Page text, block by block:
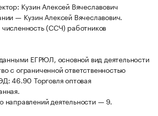
Кузин Алексей Вячеславович
— Кузин Алексей Вячеславович.
(ССЧ) работников
ЕГРЮЛ, основной вид деятельности
с ограниченной ответственностью
46.90 Торговля оптовая
направлений деятельности — 9.